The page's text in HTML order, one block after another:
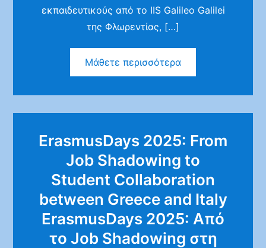
εκπαιδευτικούς από το IIS Galileo Galilei
της Φλωρεντίας, […]
Μάθετε περισσότερα
ErasmusDays 2025: From
Job Shadowing to
Student Collaboration
between Greece and Italy
ErasmusDays 2025: Από
το Job Shadowing στη